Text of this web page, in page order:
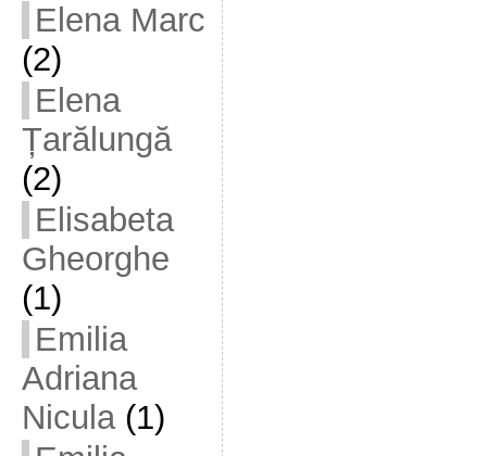
Elena Marc
(2)
Elena
Țarălungă
(2)
Elisabeta
Gheorghe
(1)
Emilia
Adriana
Nicula(1)